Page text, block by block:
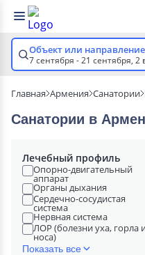
Объект или направление
7 сентября - 21 сентября, 2
Главная Армения Санатории
Санатории в
Лечебный профиль
Опорно-двигательный
аппарат
Органы дыхания
Сердечно-сосудистая
система
Нервная система
ЛОР (болезни уха, горла
носа)
Показать все